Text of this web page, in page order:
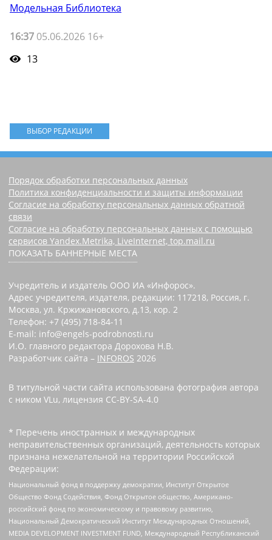
Модельная Библиотека
16:37 05.06.2026 16+
13
ВЫБОР РЕДАКЦИИ
Порядок обработки персональных данных
Политика конфиденциальности и защиты информации
Согласие на обработку персональных данных обратной
связи
Согласие на обработку персональных данных с помощью
сервисов Yandex.Metrika, LiveInternet, top.mail.ru
ПОКАЗАТЬ БАННЕРНЫЕ МЕСТА
Учредитель и издатель ООО ИА «Инфорос».
Адрес учредителя, издателя, редакции: 117218, Россия, г.
Москва, ул. Кржижановского, д.13, кор. 2
Телефон: +7 (495) 718-84-11
E-mail: info@engels-podrobnosti.ru
И.О. главного редактора Дорохова Н.В.
Разработчик сайта – INFOROS 2026
В титульной части сайта использована фотография автора
с ником VLu, лицензия CC-BY-SA-4.0
* Перечень иностранных и международных
неправительственных организаций, деятельность которых
признана нежелательной на территории Российской
Федерации:
Национальный фонд в поддержку демократии, Институт Открытое
Общество Фонд Содействия, Фонд Открытое общество, Американо-
российский фонд по экономическому и правовому развитию,
Национальный Демократический Институт Международных Отношений,
MEDIA DEVELOPMENT INVESTMENT FUND, Международный Республиканский